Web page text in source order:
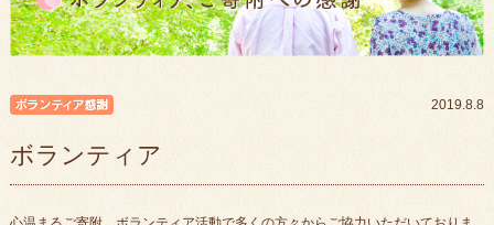
2019.8.8
ボランティア